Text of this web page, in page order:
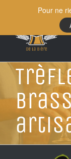
content
Pour ne